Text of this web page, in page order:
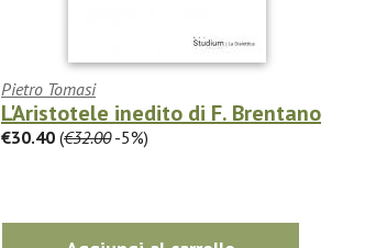
Pietro Tomasi
L'Aristotele inedito di F. Brentano
€30.40 (€32.00-5%)